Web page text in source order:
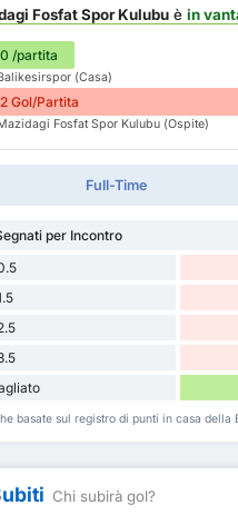
Fosfat Spor Kulubu èin
0 /partita
(Casa)
2 Gol/Partita
Fosfat Spor Kulubu (Ospite)
Full-Time
per Incontro
basate sul registro di punti in casa
Chi subirà gol?